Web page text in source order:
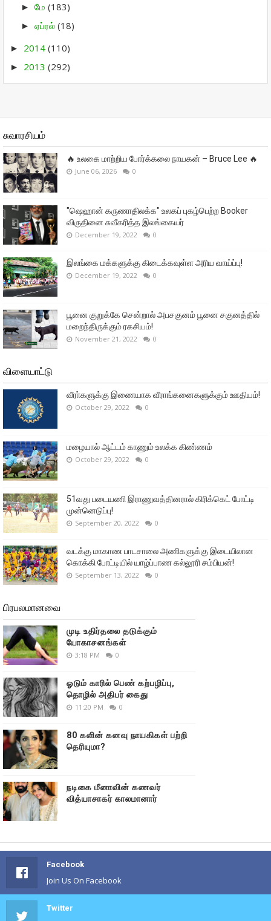
► மே (183)
► ஏப்ரல் (18)
► 2014 (110)
► 2013 (292)
சுவாரசியம்
🔥 உலகை மாற்றிய போர்க்கலை நாயகன் – Bruce Lee 🔥
June 06, 2026 0
"ஷெஹான் கருணாதிலக்க" உலகப் புகழ்பெற்ற Booker
விருதினை சுவீகரித்த இலங்கையர்
December 19, 2022 0
இலங்கை மக்களுக்கு கிடைக்கவுள்ள அரிய வாய்ப்பு!
December 19, 2022 0
பூனை குறுக்கே சென்றால் அபசகுனம் பூனை சகுனத்தில்
மறைந்திருக்கும் ரகசியம்!
November 21, 2022 0
விளையாட்டு
வீரா்களுக்கு இணையாக வீராங்கனைகளுக்கும் ஊதியம்!
October 29, 2022 0
மழையால் ஆட்டம் காணும் உலக்க கிண்ணம்
October 29, 2022 0
51வது படையணி இராணுவத்தினரால் கிரிக்கெட் போட்டி
முன்னெடுப்பு!
September 20, 2022 0
வடக்கு மாகாண பாடசாலை அணிகளுக்கு இடையிலான
கொக்கி போட்டியில் யாழ்ப்பாண கல்லூரி சம்பியன்!
September 13, 2022 0
பிரபலமானவை
முடி உதிர்தலை தடுக்கும்
யோகாசனங்கள்
3:18 PM 0
ஓடும் காரில் பெண் கற்பழிப்பு,
தொழில் அதிபர் கைது
11:20 PM 0
80 களின் கனவு நாயகிகள் பற்றி
தெரியுமா?
நடிகை மீனாவின் கணவர்
வித்யாசாகர் காலமானார்
Facebook
Join Us On Facebook
Twitter